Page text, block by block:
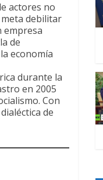
actores no
meta debilitar
empresa
de
economía
durante la
en 2005
Con
de